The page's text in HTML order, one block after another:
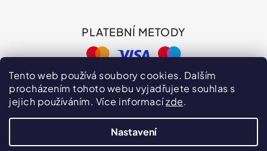
Tento web používá soubory cookies. Dalším
procházením tohoto webu vyjadřujete souhlas s
jejich používáním. Více informacízde.
Nastavení
PLATEBNÍ METODY
Hodnocení obchodu VPOIS